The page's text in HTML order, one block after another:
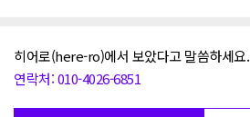
히어로(here-ro)에서 보았다고 말씀하세요.
연락처: 010-4026-6851